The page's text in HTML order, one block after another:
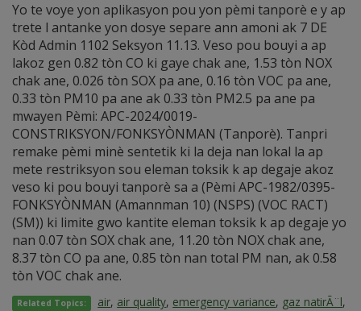
Yo te voye yon aplikasyon pou yon pèmi tanporè e y ap
trete l antanke yon dosye separe ann amoni ak 7 DE
Kòd Admin 1102 Seksyon 11.13. Veso pou bouyi a ap
lakoz gen 0.82 tòn CO ki gaye chak ane, 1.53 tòn NOX
chak ane, 0.026 tòn SOX pa ane, 0.16 tòn VOC pa ane,
0.33 tòn PM10 pa ane ak 0.33 tòn PM2.5 pa ane pa
mwayen Pèmi: APC-2024/0019-
CONSTRIKSYON/FONKSYÒNMAN (Tanporè). Tanpri
remake pèmi minè sentetik ki la deja nan lokal la ap
mete restriksyon sou eleman toksik k ap degaje akoz
veso ki pou bouyi tanporè sa a (Pèmi APC-1982/0395-
FONKSYÒNMAN (Amannman 10) (NSPS) (VOC RACT)
(SM)) ki limite gwo kantite eleman toksik k ap degaje yo
nan 0.07 tòn SOX chak ane, 11.20 tòn NOX chak ane,
8.37 tòn CO pa ane, 0.85 tòn nan total PM nan, ak 0.58
tòn VOC chak ane.
Related Topics: air, air quality, emergency variance, gaz natirÃ¨l,